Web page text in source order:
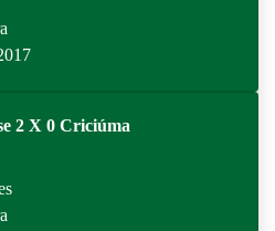
2 X 0 Criciúma